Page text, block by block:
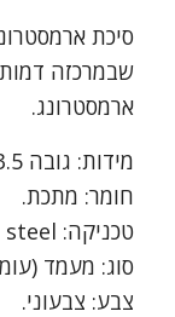
היה:
סיכת
שבמרכזה
ארמסטרונג.
מידות: גובה 3.5 ס"מ, רוחב 4 ס"מ.
חומר: מתכת.
טכניקה: Spirgraph printed on steel
סוג: מעמד
צבע: צבעוני.